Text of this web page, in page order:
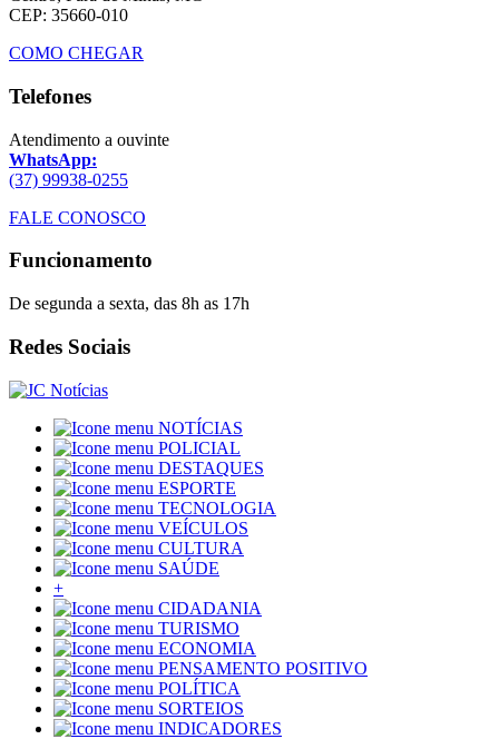
CEP: 35660-010
COMO CHEGAR
Telefones
Atendimento a ouvinte
WhatsApp:
(37) 99938-0255
FALE CONOSCO
Funcionamento
De segunda a sexta, das 8h as 17h
Redes Sociais
NOTÍCIAS
POLICIAL
DESTAQUES
ESPORTE
TECNOLOGIA
VEÍCULOS
CULTURA
SAÚDE
+
CIDADANIA
TURISMO
ECONOMIA
PENSAMENTO POSITIVO
POLÍTICA
SORTEIOS
INDICADORES